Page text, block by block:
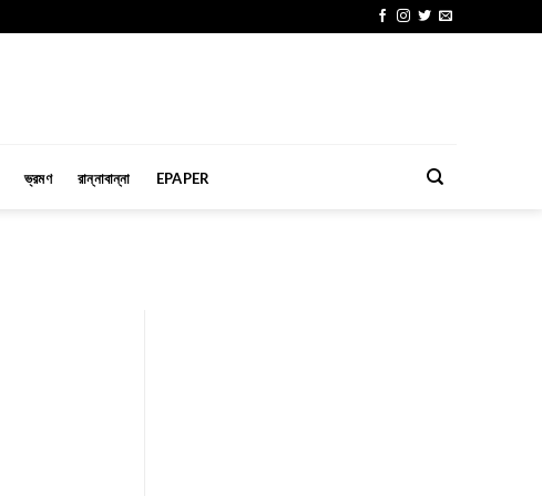
ভ্রমণ রান্নাবান্না EPAPER